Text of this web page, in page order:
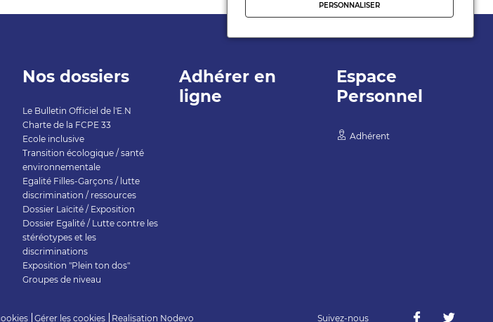
Nos dossiers
Le Bulletin Officiel de l'E.N
Charte de la FCPE 33
Ecole inclusive
Transition écologique / santé
environnementale
Egalité Filles-Garçons / lutte
discrimination / ressources
Dossier Laïcité / Exposition
Dossier Egalité / Lutte contre les
stéréotypes et les
discriminations
Exposition "Plein ton dos"
Groupes de niveau
Adhérer en
ligne
Espace
Personnel
Adhérent
Gérer les cookies Realisation Nodevo Suivez-nous
PERSONNALISER